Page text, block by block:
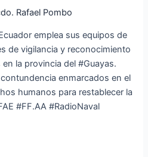
Rafael Pombo
emplea sus equipos de
de vigilancia y reconocimiento
la provincia del #Guayas.
enmarcados en el
humanos para restablecer la
#FF.AA #RadioNaval